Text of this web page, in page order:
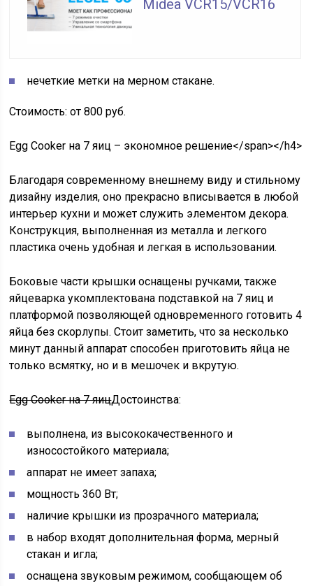
Midea VCR15/VCR16
нечеткие метки на мерном стакане.
Стоимость: от 800 руб.
Egg Cooker на 7 яиц – экономное решение</span></h4>
Благодаря современному внешнему виду и стильному
дизайну изделия, оно прекрасно вписывается в любой
интерьер кухни и может служить элементом декора.
Конструкция, выполненная из металла и легкого
пластика очень удобная и легкая в использовании.
Боковые части крышки оснащены ручками, также
яйцеварка укомплектована подставкой на 7 яиц и
платформой позволяющей одновременного готовить 4
яйца без скорлупы. Стоит заметить, что за несколько
минут данный аппарат способен приготовить яйца не
только всмятку, но и в мешочек и вкрутую.
Egg Cooker на 7 яицДостоинства:
выполнена, из высококачественного и
износостойкого материала;
аппарат не имеет запаха;
мощность 360 Вт;
наличие крышки из прозрачного материала;
в набор входят дополнительная форма, мерный
стакан и игла;
оснащена звуковым режимом, сообщающем об